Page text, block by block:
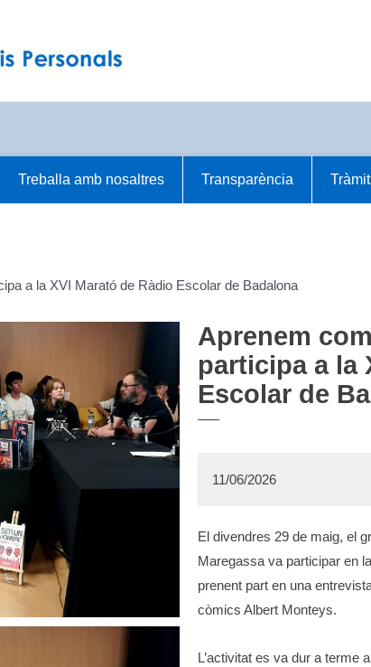
Treballa amb nosaltres Transparència
a la XVI Marató de Ràdio Escolar de Badalona
Aprenem
participa a la
Escolar de
11/06/2026
El divendres 29 de maig, el
Maregassa va participar en
prenent part en una
còmics Albert Monteys.
L’activitat es va dur a terme